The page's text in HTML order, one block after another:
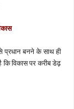
प्रधान बनने के साथ ही
कि विकास पर करीब डेढ़